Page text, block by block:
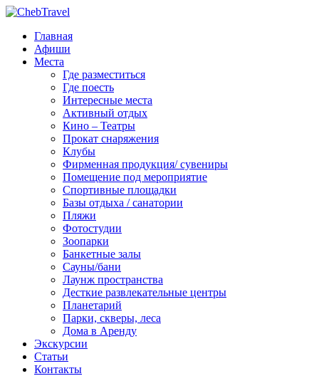
Главная
Афиши
Места
Где разместиться
Где поесть
Интересные места
Активный отдых
Кино – Театры
Прокат снаряжения
Клубы
Фирменная продукция/ сувениры
Помещение под мероприятие
Спортивные площадки
Базы отдыха / санатории
Пляжи
Фотостудии
Зоопарки
Банкетные залы
Сауны/бани
Лаунж пространства
Десткие развлекательные центры
Планетарий
Парки, скверы, леса
Дома в Аренду
Экскурсии
Статьи
Контакты